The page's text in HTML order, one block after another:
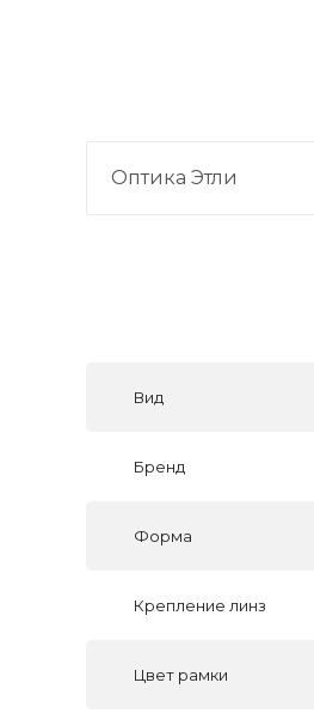
Оптика Этли
Вид
Бренд
Форма
Крепление линз
Цвет рамки